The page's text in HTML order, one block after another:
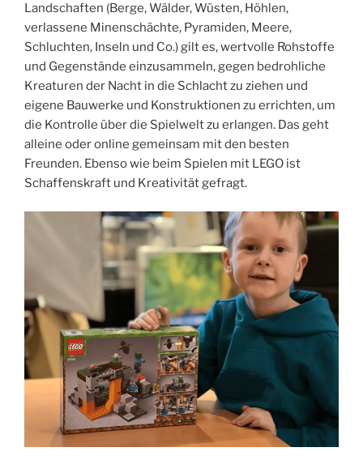
Landschaften (Berge, Wälder, Wüsten, Höhlen,
verlassene Minenschächte, Pyramiden, Meere,
Schluchten, Inseln und Co.) gilt es, wertvolle Rohstoffe
und Gegenstände einzusammeln, gegen bedrohliche
Kreaturen der Nacht in die Schlacht zu ziehen und
eigene Bauwerke und Konstruktionen zu errichten, um
die Kontrolle über die Spielwelt zu erlangen. Das geht
alleine oder online gemeinsam mit den besten
Freunden. Ebenso wie beim Spielen mit LEGO ist
Schaffenskraft und Kreativität gefragt.